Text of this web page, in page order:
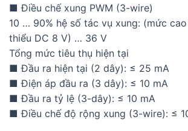
■ Điều chế xung PWM (3-wire)
10 … 90% hệ số tác vụ xung: (mức
thiểu DC 8 V) … 36 V
Tổng mức tiêu thụ hiện tại
■ Đầu ra hiện tại (2 dây): ≤ 25 mA
■ Điện áp đầu ra (3 dây): ≤ 10 mA
■ Đầu ra tỷ lệ (3-dây): ≤ 10 mA
■ Điều chế độ rộng xung (3-wire): ≤